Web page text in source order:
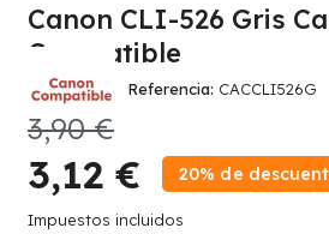
Canon CLI-526 Gris
Compatible
Referencia CACCLI526G
3,90 €
3,12 € 20% de
Impuestos incluidos